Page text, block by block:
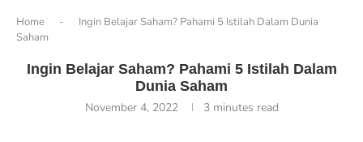
Home -
Ingin Belajar Saham? Pahami 5 Istilah Dalam Dunia
Saham
Ingin Belajar Saham? Pahami 5 Istilah Dalam
Dunia Saham
November 4, 2022 3 minutes read